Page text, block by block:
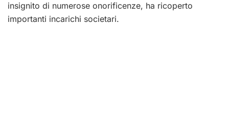
insignito di numerose onorificenze, ha ricoperto
importanti incarichi societari.